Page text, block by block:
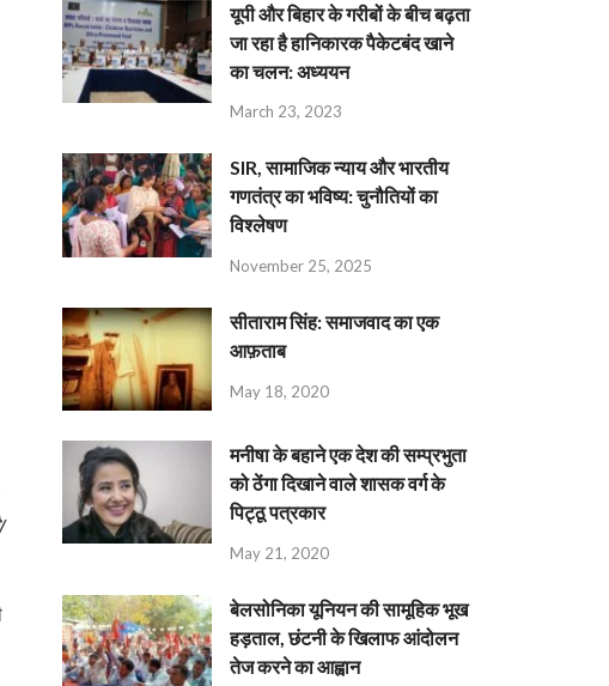
यूपी और बिहार के गरीबों के बीच बढ़ता
जा रहा है हानिकारक पैकेटबंद खाने
का चलन: अध्ययन
March 23, 2023
SIR, सामाजिक न्याय और भारतीय
गणतंत्र का भविष्य: चुनौतियों का
विश्लेषण
November 25, 2025
सीताराम सिंह: समाजवाद का एक
आफ़ताब
May 18, 2020
मनीषा के बहाने एक देश की सम्प्रभुता
को ठेंगा दिखाने वाले शासक वर्ग के
पिट्ठू पत्रकार
May 21, 2020
बेलसोनिका यूनियन की सामूहिक भूख
हड़ताल, छंटनी के खिलाफ आंदोलन
तेज करने का आह्वान